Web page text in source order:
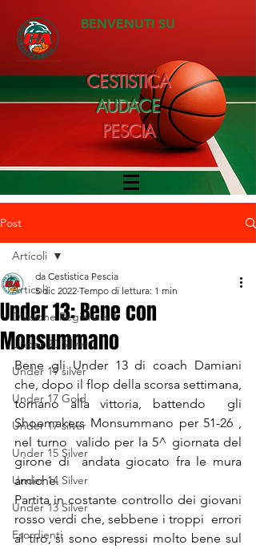
BENVENUTI SU
CESTISTICA
AUDACE
PESCIA
Post
Articoli
Divisione Regionale 1
Under 20 Silver
Under 19 silver
Under 17 Gold
Under 17 silver
Under 15 Silver
Under 14 Silver
Under 13 Silver
Esordienti
Articoli
Under 13: Bene con
Monsummano
da Cestistica Pescia
5 dic 2022 Tempo di lettura: 1 min
Bene gli Under 13 di coach Damiani
che, dopo il flop della scorsa settimana,
tornano alla vittoria, battendo  gli
Shoemakers Monsummano per 51-26 ,
nel turno  valido per la 5^ giornata del
girone di  andata giocato fra le mura
amiche.
Partita in costante controllo dei giovani
rosso verdi che, sebbene i troppi  errori
al tiro, si sono espressi molto bene sul